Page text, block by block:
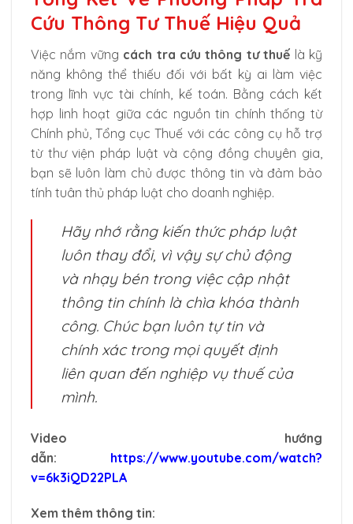
Cứu Thông Tư Thuế Hiệu Quả
Việc nắm vững cách tra cứu thông tư thuế là kỹ
năng không thể thiếu đối với bất kỳ ai làm việc
trong lĩnh vực tài chính, kế toán. Bằng cách kết
hợp linh hoạt giữa các nguồn tin chính thống từ
Chính phủ, Tổng cục Thuế với các công cụ hỗ trợ
từ thư viện pháp luật và cộng đồng chuyên gia,
bạn sẽ luôn làm chủ được thông tin và đảm bảo
tính tuân thủ pháp luật cho doanh nghiệp.
Hãy nhớ rằng kiến thức pháp luật
luôn thay đổi, vì vậy sự chủ động
và nhạy bén trong việc cập nhật
thông tin chính là chìa khóa thành
công. Chúc bạn luôn tự tin và
chính xác trong mọi quyết định
liên quan đến nghiệp vụ thuế của
mình.
Video hướng
dẫn: https://www.youtube.com/watch?
v=6k3iQD22PLA
Xem thêm thông tin: